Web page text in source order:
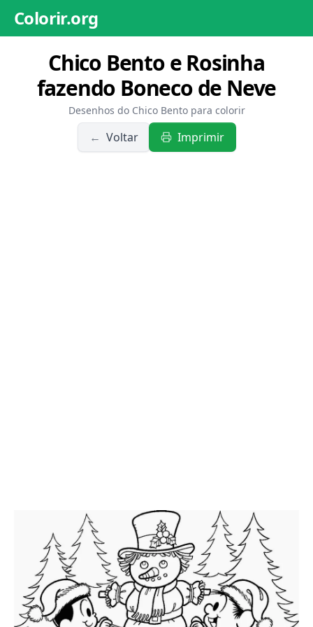
Colorir.org
Chico Bento e Rosinha
fazendo Boneco de Neve
Desenhos do Chico Bento para colorir
← Voltar Imprimir